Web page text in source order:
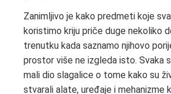
Zanimljivo je kako predmeti koje
koristimo kriju priče duge nekoliko
trenutku kada saznamo njihovo
prostor više ne izgleda isto. Svaka
mali dio slagalice o tome kako su
stvarali alate, uređaje i mehanizme